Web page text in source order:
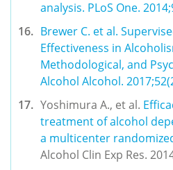
analysis. PLoS One.
Brewer C. et al.
Effectiveness in
Methodological, and
Alcohol Alcohol.
Yoshimura A., et al.
treatment of alcohol
Alcohol Clin Exp Res.